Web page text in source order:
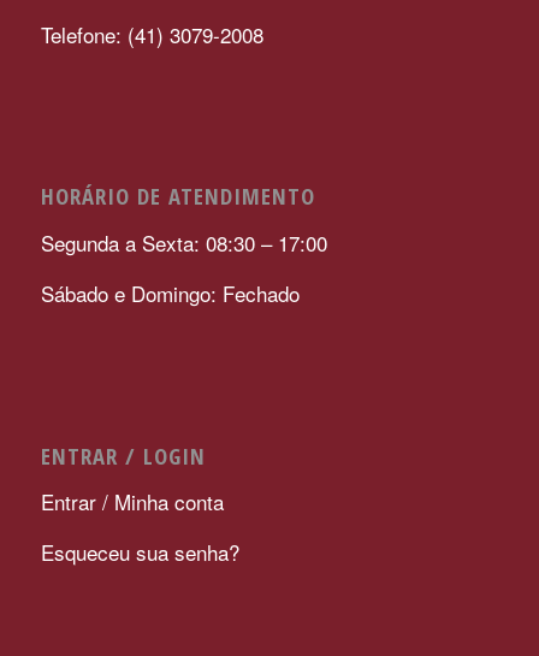
Telefone: (41) 3079-2008
HORÁRIO DE ATENDIMENTO
Segunda a Sexta: 08:30 – 17:00
Sábado e Domingo: Fechado
ENTRAR / LOGIN
Entrar / Minha conta
Esqueceu sua senha?